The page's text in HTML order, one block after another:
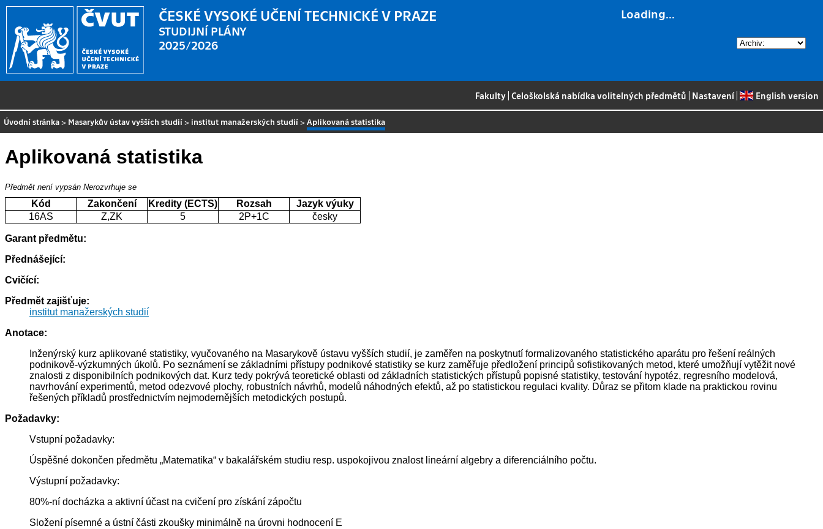
Loading...
ČESKÉ VYSOKÉ UČENÍ TECHNICKÉ V PRAZE
STUDIJNÍ PLÁNY
2025/2026
Fakulty |Celoškolská nabídka volitelných předmětů Nastavení| English version
Úvodní stránka > Masarykův ústav vyšších studií > institut manažerských studií > Aplikovaná statistika
Aplikovaná statistika
Předmět není vypsán Nerozvrhuje se
Kód Zakončení Kredity (ECTS) Rozsah
Jazyk výuky
16AS
Z,ZK 5 2P+1C česky
Garant předmětu:
Přednášející:
Cvičící:
Předmět zajišťuje:
institut manažerských studií
Anotace:
Inženýrský kurz aplikované statistiky, vyučovaného na Masarykově ústavu vyšších studií, je zaměřen na poskytnutí formalizovaného statistického aparátu pro řešení reálných
podnikově-výzkumných úkolů. Po seznámení se základními přístupy podnikové statistiky se kurz zaměřuje předložení principů sofistikovaných metod, které umožňují vytěžit nové
znalosti z disponibilních podnikových dat. Kurz tedy pokrývá teoretické oblasti od základních statistických přístupů popisné statistiky, testování hypotéz, regresního modelová,
navrhování experimentů, metod odezvové plochy, robustních návrhů, modelů náhodných efektů, až po statistickou regulaci kvality. Důraz se přitom klade na praktickou rovinu
řešených příkladů prostřednictvím nejmodernějších metodických postupů.
Požadavky:
Vstupní požadavky:
Úspěšné dokončen předmětu „Matematika“ v bakalářském studiu resp. uspokojivou znalost lineární algebry a diferenciálního počtu.
Výstupní požadavky:
80%-ní docházka a aktivní účast na cvičení pro získání zápočtu
Složení písemné a ústní části zkoušky minimálně na úrovni hodnocení E